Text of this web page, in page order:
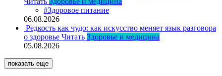
#Здоровое питание
06.08.2026
Редкость как чудо: как искусство меняет язык разговора
о здоровье Читать Здоровье и медицина
05.08.2026
показать еще